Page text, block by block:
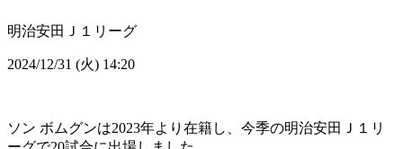
明治安田Ｊ１リーグ
2024/12/31 (火) 14:20
ソン ボムグンは2023年より在籍し、今季の明治安田Ｊ１リ